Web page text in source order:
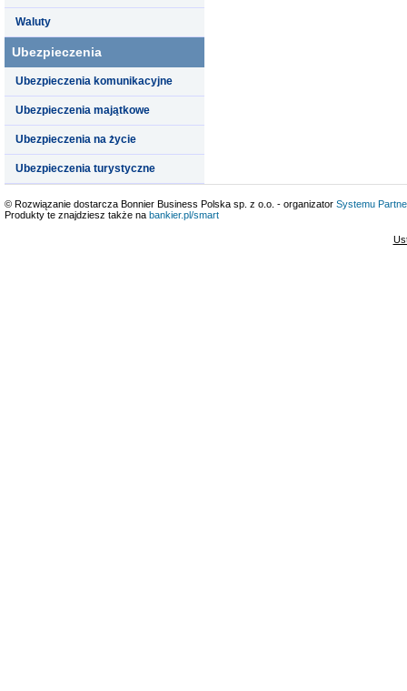
Waluty
Ubezpieczenia
Ubezpieczenia komunikacyjne
Ubezpieczenia majątkowe
Ubezpieczenia na życie
Ubezpieczenia turystyczne
© Rozwiązanie dostarcza Bonnier Business Polska sp. z o.o. - organizator Systemu
Produkty te znajdziesz także na bankier.pl/smart